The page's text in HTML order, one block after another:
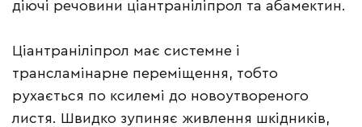
діючі речовини ціантраніліпрол та абамектин.
Ціантраніліпрол має системне і
трансламінарне переміщення, тобто
рухається по ксилемі до новоутвореного
листя. Швидко зупиняє живлення шкідників,